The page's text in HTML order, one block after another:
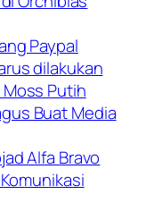
Paypal
dilakukan
Putih
Buat Media
Alfa Bravo